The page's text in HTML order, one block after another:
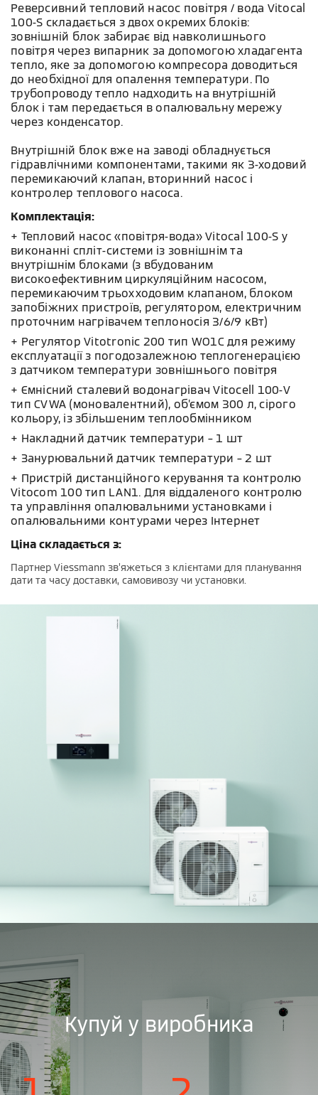
Купуй у виробника
Реверсивний тепловий насос повітря / вода Vitocal
100-S складається з двох окремих блоків:
зовнішній блок забирає від навколишнього
повітря через випарник за допомогою хладагента
тепло, яке за допомогою компресора доводиться
до необхідної для опалення температури. По
трубопроводу тепло надходить на внутрішній
блок і там передається в опалювальну мережу
через конденсатор.
Внутрішній блок вже на заводі обладнується
гідравлічними компонентами, такими як 3-ходовий
перемикаючий клапан, вторинний насос і
контролер теплового насоса.
Комплектація:
+ Тепловий насос «повітря-вода» Vitocal 100-S у
виконанні спліт-системи із зовнішнім та
внутрішнім блоками (з вбудованим
високоефективним циркуляційним насосом,
перемикаючим трьохходовим клапаном, блоком
запобіжних пристроїв, регулятором, електричним
проточним нагрівачем теплоносія 3/6/9 кВт)
+ Регулятор Vitotronic 200 тип WO1C для режиму
експлуатації з погодозалежною теплогенерацією
з датчиком температури зовнішнього повітря
+ Ємнісний сталевий водонагрівач Vitocell 100-V
тип CVWA (моновалентний), об’ємом 300 л, сірого
кольору, із збільшеним теплообмінником
+ Накладний датчик температури – 1 шт
+ Занурювальний датчик температури – 2 шт
+ Пристрій дистанційного керування та контролю
Vitocom 100 тип LAN1. Для віддаленого контролю
та управління опалювальними установками і
опалювальними контурами через Інтернет
Ціна складається з:
Партнер Viessmann зв’яжеться з клієнтами для планування
дати та часу доставки, самовивозу чи установки.